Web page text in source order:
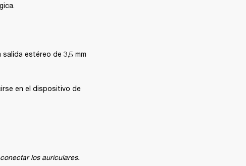
estéreo de 3,5 mm
en el dispositivo de
los auriculares.